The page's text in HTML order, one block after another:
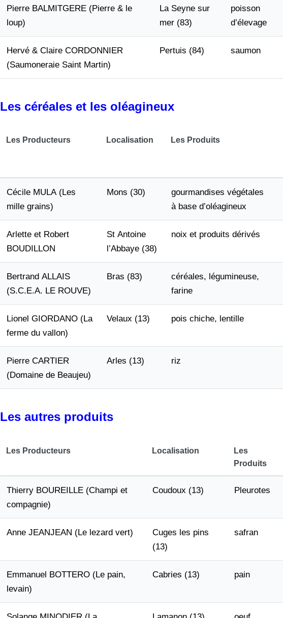
Pierre BALMITGERE (Pierre & le
loup)
La Seyne sur
mer (83)
poisson
d’élevage
Hervé & Claire CORDONNIER
(Saumoneraie Saint Martin)
Pertuis (84) saumon
Les céréales et les oléagineux
Les Producteurs Localisation Les Produits
Cécile MULA (Les
mille grains)
Mons (30)
gourmandises végétales
à base d’oléagineux
Arlette et Robert
BOUDILLON
St Antoine
l’Abbaye (38)
noix et produits dérivés
Bertrand ALLAIS
(S.C.E.A. LE ROUVE)
Bras (83)
céréales, légumineuse,
farine
Lionel GIORDANO (La
ferme du vallon)
Velaux (13) pois chiche, lentille
Pierre CARTIER
(Domaine de Beaujeu)
Arles (13) riz
Les autres produits
Les Producteurs Localisation
Les
Produits
Thierry BOUREILLE (Champi et
compagnie)
Coudoux (13) Pleurotes
Anne JEANJEAN (Le lezard vert)
Cuges les pins
(13)
safran
Emmanuel BOTTERO (Le pain,
levain)
Cabries (13) pain